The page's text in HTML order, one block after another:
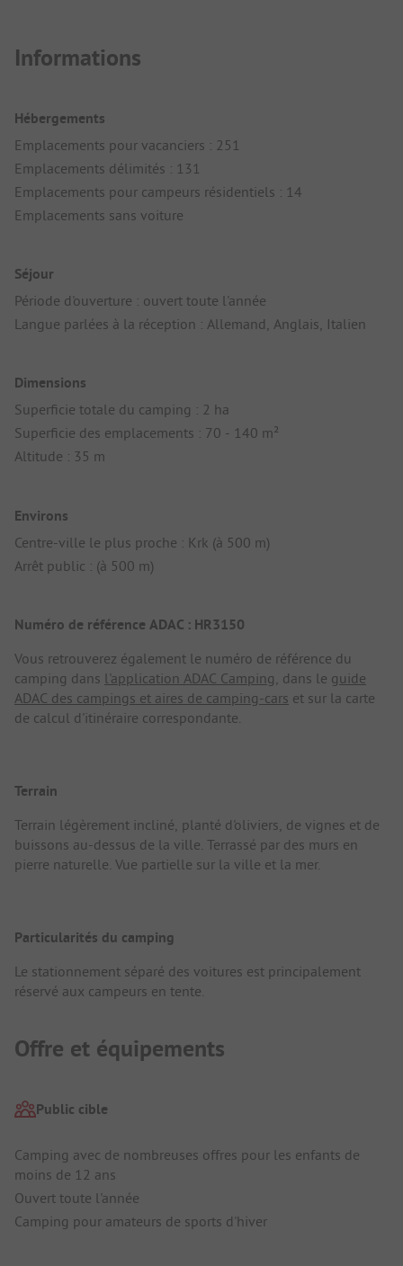
Informations
Hébergements
Emplacements pour vacanciers : 251
Emplacements délimités : 131
Emplacements pour campeurs résidentiels : 14
Emplacements sans voiture
Séjour
Période d'ouverture : ouvert toute l'année
Langue parlées à la réception : Allemand, Anglais, Italien
Dimensions
Superficie totale du camping : 2 ha
Superficie des emplacements : 70 - 140 m²
Altitude : 35 m
Environs
Centre-ville le plus proche : Krk (à 500 m)
Arrêt public : (à 500 m)
Numéro de référence ADAC : HR3150
Vous retrouverez également le numéro de référence du
camping dans l'application ADAC Camping , dans le guide
ADAC des campings et aires de camping-cars et sur la carte
de calcul d'itinéraire correspondante.
Terrain
Terrain légèrement incliné, planté d'oliviers, de vignes et de
buissons au-dessus de la ville. Terrassé par des murs en
pierre naturelle. Vue partielle sur la ville et la mer.
Particularités du camping
Le stationnement séparé des voitures est principalement
réservé aux campeurs en tente.
Offre et équipements
Public cible
Camping avec de nombreuses offres pour les enfants de
moins de 12 ans
Ouvert toute l'année
Camping pour amateurs de sports d'hiver